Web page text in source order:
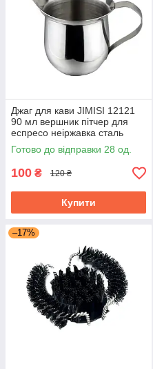
Джаг для кави JIMISI 12121
90 мл вершник пітчер для
еспресо неіржавка сталь
Готово до відправки 28 од.
100 ₴ 120 ₴
Купити
–17%